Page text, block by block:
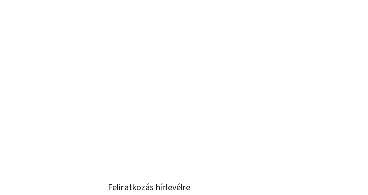
Feliratkozás hírlevélre